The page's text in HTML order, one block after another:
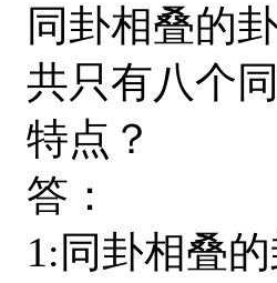
同卦相叠的
共只有八个
特点？
答：
1:同卦相叠